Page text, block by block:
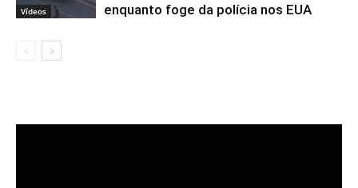
Vídeos
enquanto foge da polícia nos EUA